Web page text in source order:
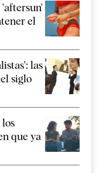
el
las
siglo
que ya